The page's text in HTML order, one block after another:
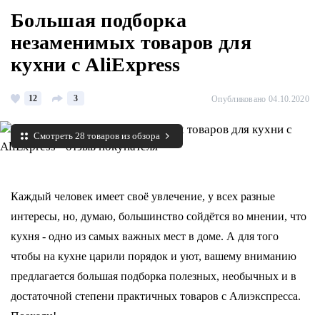
Большая подборка
незаменимых товаров для
кухни с AliExpress
12 3 Опубликовано 04.10.2020
Смотреть 28 товаров из обзора
Каждый человек имеет своё увлечение, у всех разные
интересы, но, думаю, большинство сойдётся во мнении, что
кухня - одно из самых важных мест в доме. А для того
чтобы на кухне царили порядок и уют, вашему вниманию
предлагается большая подборка полезных, необычных и в
достаточной степени практичных товаров с Алиэкспресса.